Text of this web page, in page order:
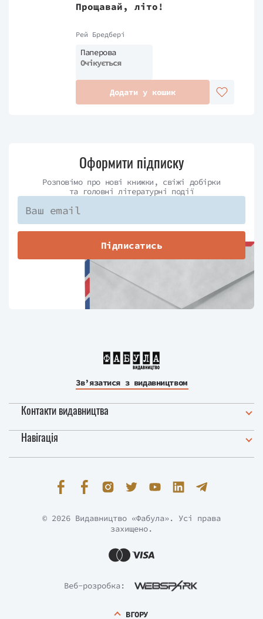
Прощавай, літо!
Рей Бредбері
Паперова
Очікується
Додати у кошик
Оформити підписку
Розповімо про нові книжки, свіжі добірки
та головні літературні події
Підписатись
Зв’язатися з видавництвом
Контакти видавництва
Навігація
Веб-розробка:
© 2026 Видавництво «Фабула». Усі права
захищено.
ВГОРУ